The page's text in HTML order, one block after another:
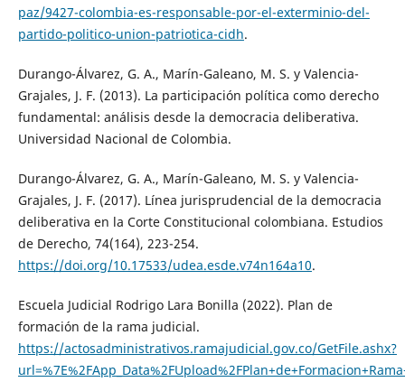
paz/9427-colombia-es-responsable-por-el-exterminio-del-
partido-politico-union-patriotica-cidh.
Durango-Álvarez, G. A., Marín-Galeano, M. S. y Valencia-
Grajales, J. F. (2013). La participación política como derecho
fundamental: análisis desde la democracia deliberativa.
Universidad Nacional de Colombia.
Durango-Álvarez, G. A., Marín-Galeano, M. S. y Valencia-
Grajales, J. F. (2017). Línea jurisprudencial de la democracia
deliberativa en la Corte Constitucional colombiana. Estudios
de Derecho, 74(164), 223-254.
https://doi.org/10.17533/udea.esde.v74n164a10.
Escuela Judicial Rodrigo Lara Bonilla (2022). Plan de
formación de la rama judicial.
https://actosadministrativos.ramajudicial.gov.co/GetFile.ashx?